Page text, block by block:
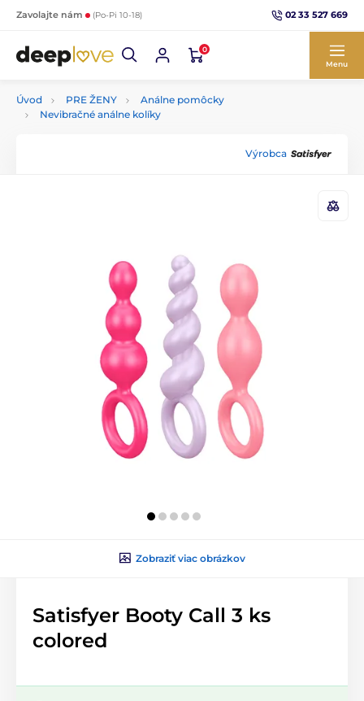
Zavolajte nám (Po-Pi 10-18) 02 33 527 669
0
Menu
Úvod PRE ŽENY
Análne pomôcky
Nevibračné análne kolíky
Výrobca
Zobraziť viac obrázkov
Satisfyer Booty Call 3 ks
colored